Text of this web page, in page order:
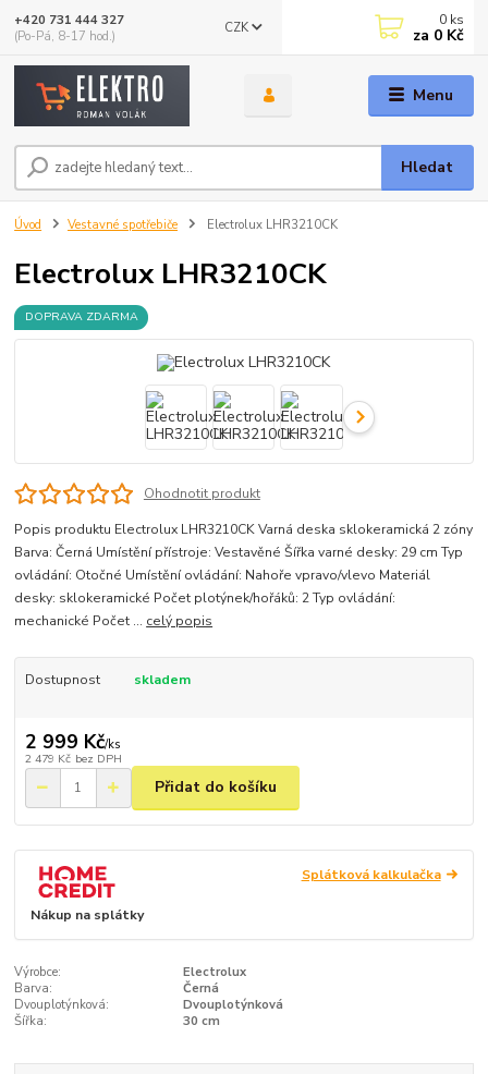
Menu
CZK
Hledat
+420 731 444 327
(Po-Pá, 8-17 hod.)
0 ks
za 0 Kč
Úvod Vestavné spotřebiče Electrolux LHR3210CK
Electrolux LHR3210CK
DOPRAVA ZDARMA
Ohodnotit produkt
Popis produktu Electrolux LHR3210CK Varná deska sklokeramická 2 zóny
Barva: Černá Umístění přístroje: Vestavěné Šířka varné desky: 29 cm Typ
ovládání: Otočné Umístění ovládání: Nahoře vpravo/vlevo Materiál
desky: sklokeramické Počet plotýnek/hořáků: 2 Typ ovládání:
mechanické Počet ... celý popis
Dostupnost skladem
2 999 Kč/ks
2 479 Kč bez DPH
Přidat do košíku
Splátková kalkulačka
Nákup na splátky
Výrobce:
Electrolux
Barva:
Černá
Dvouplotýnková:
Dvouplotýnková
Šířka:
30 cm